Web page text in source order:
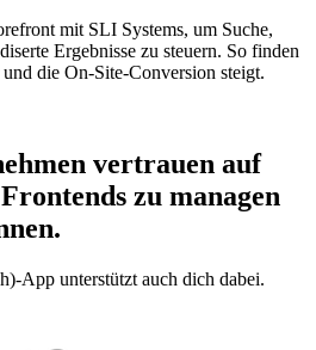
mit SLI Systems, um Suche,
Ergebnisse zu steuern. So finden
die On-Site-Conversion steigt.
vertrauen auf
zu managen
App unterstützt auch dich dabei.